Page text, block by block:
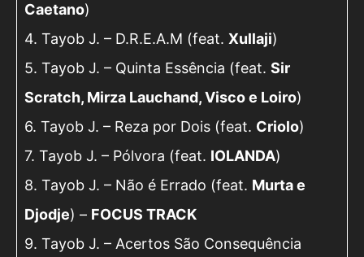
Caetano)
4. Tayob J. – D.R.E.A.M (feat. Xullaji)
5. Tayob J. – Quinta Essência (feat. Sir
Scratch, Mirza Lauchand, Visco e Loiro)
6. Tayob J. – Reza por Dois (feat. Criolo)
7. Tayob J. – Pólvora (feat. IOLANDA)
8. Tayob J. – Não é Errado (feat. Murta e
Djodje) – FOCUS TRACK
9. Tayob J. – Acertos São Consequência